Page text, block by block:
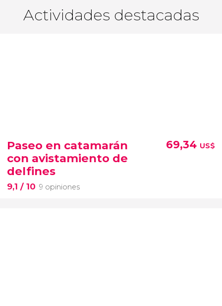
Actividades destacadas
Paseo en catamarán
con avistamiento de
delfines
9,1 / 10 9 opiniones
69,34 US$